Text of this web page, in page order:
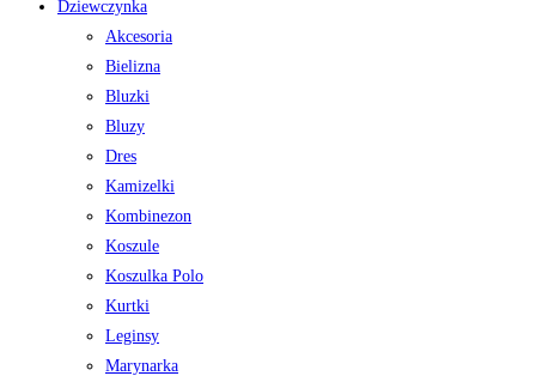
Dziewczynka
Akcesoria
Bielizna
Bluzki
Bluzy
Dres
Kamizelki
Kombinezon
Koszule
Koszulka Polo
Kurtki
Leginsy
Marynarka